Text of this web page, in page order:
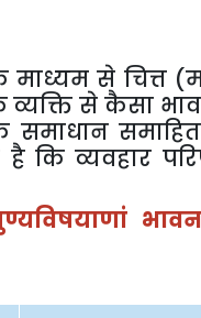
माध्यम से चित्त(
व्यक्ति से कैसा भाव
समाधान समाहित
है कि व्यवहार